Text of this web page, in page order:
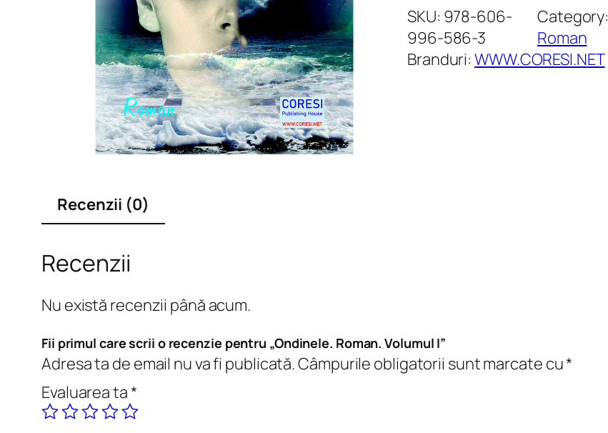
n
t
i
R
o
SKU: 978-606-
996-586-3
Category:
Roman
Branduri:WWW.CORESI.NET
Recenzii (0)
Recenzii
Nu există recenzii până acum.
Fii primul care scrii o recenzie pentru „Ondinele. Roman. Volumul I”
Adresa ta de email nu va fi publicată.Câmpurile obligatorii sunt marcate cu*
Evaluarea ta*